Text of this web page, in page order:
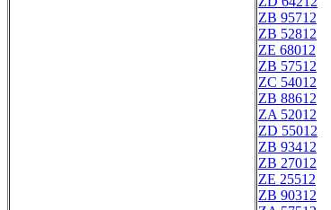
ZB 95712
ZB 52812
ZE 68012
ZB 57512
ZC 54012
ZB 88612
ZA 52012
ZD 55012
ZB 93412
ZB 27012
ZE 25512
ZB 90312